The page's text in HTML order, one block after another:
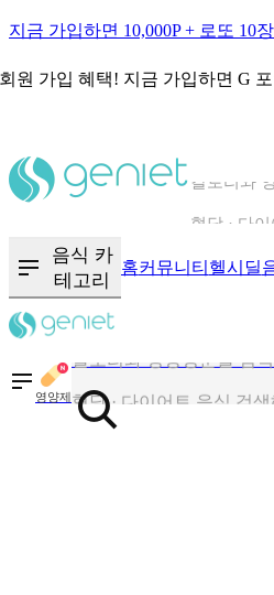
지금 가입하면 10,000P + 로또 10
원 가입 혜택! 지금 가입하면 G
음식 카
테고리
홈커뮤니티 헬시딜
영양제
칼로리와 영양성분을 검
음식 · 영양제 리뷰를 찾아